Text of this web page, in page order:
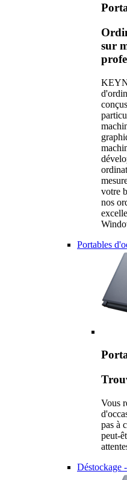
sur
votre
nos
Portables
Vous
pas à
peut-
Déstockage